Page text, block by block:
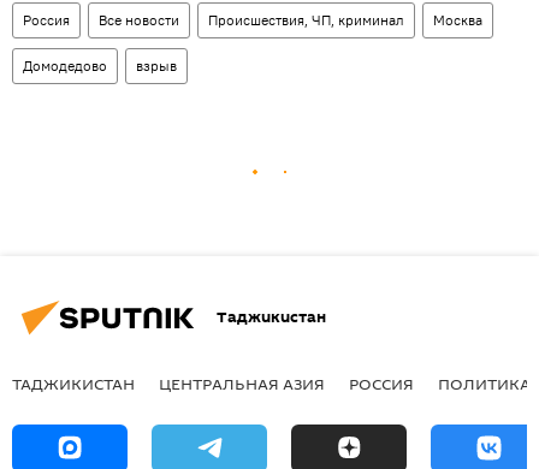
Россия Все новости Происшествия, ЧП, криминал Москва
Домодедово взрыв
Таджикистан
ТАДЖИКИСТАН ЦЕНТРАЛЬНАЯ АЗИЯ РОССИЯ ПОЛИТИКА